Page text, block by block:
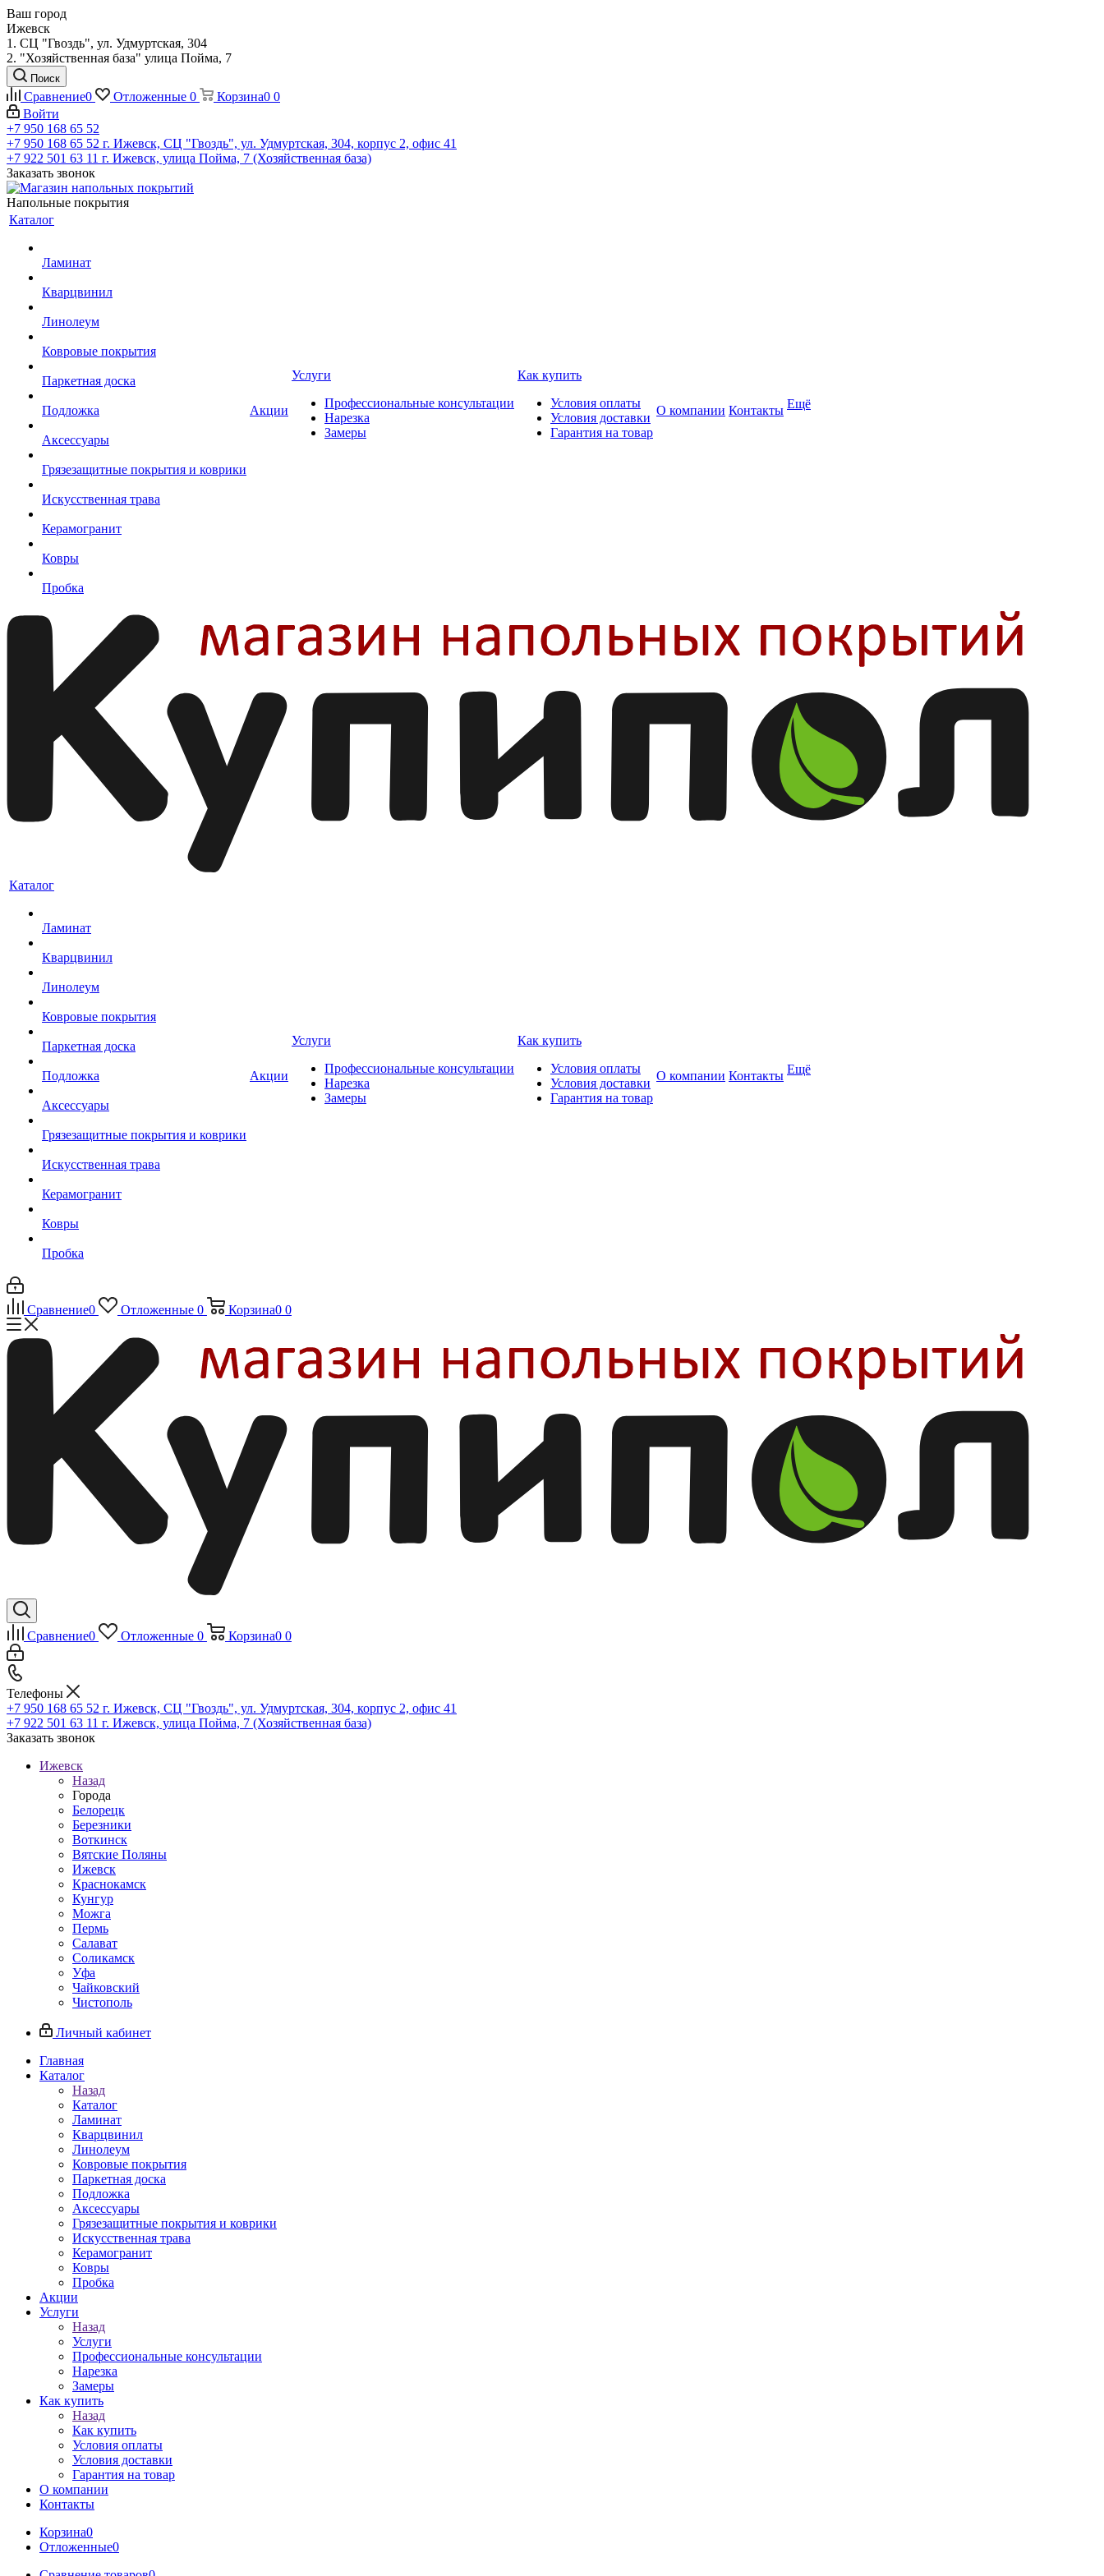
Ваш город
Ижевск
1. СЦ "Гвоздь", ул. Удмуртская, 304
2. "Хозяйственная база" улица Пойма, 7
Поиск
Сравнение0 Отложенные 0 Корзина0 0
Войти
+7 950 168 65 52
+7 950 168 65 52 г. Ижевск, СЦ "Гвоздь", ул. Удмуртская, 304, корпус 2, офис 41
+7 922 501 63 11 г. Ижевск, улица Пойма, 7 (Хозяйственная база)
Заказать звонок
Напольные покрытия
Каталог
Ламинат
Кварцвинил
Линолеум
Ковровые покрытия
Паркетная доска
Подложка
Аксессуары
Грязезащитные покрытия и коврики
Искусственная трава
Керамогранит
Ковры
Пробка
Акции
Услуги
Профессиональные консультации
Нарезка
Замеры
Как купить
Условия оплаты
Условия доставки
Гарантия на товар
О компании Контакты Ещё
Каталог
Ламинат
Кварцвинил
Линолеум
Ковровые покрытия
Паркетная доска
Подложка
Аксессуары
Грязезащитные покрытия и коврики
Искусственная трава
Керамогранит
Ковры
Пробка
Акции
Услуги
Профессиональные консультации
Нарезка
Замеры
Как купить
Условия оплаты
Условия доставки
Гарантия на товар
О компании Контакты Ещё
Сравнение0 Отложенные 0 Корзина0 0
Сравнение0 Отложенные 0 Корзина0 0
Телефоны
+7 950 168 65 52 г. Ижевск, СЦ "Гвоздь", ул. Удмуртская, 304, корпус 2, офис 41
+7 922 501 63 11 г. Ижевск, улица Пойма, 7 (Хозяйственная база)
Заказать звонок
Ижевск
Назад
Города
Белорецк
Березники
Воткинск
Вятские Поляны
Ижевск
Краснокамск
Кунгур
Можга
Пермь
Салават
Соликамск
Уфа
Чайковский
Чистополь
Личный кабинет
Главная
Каталог
Назад
Каталог
Ламинат
Кварцвинил
Линолеум
Ковровые покрытия
Паркетная доска
Подложка
Аксессуары
Грязезащитные покрытия и коврики
Искусственная трава
Керамогранит
Ковры
Пробка
Акции
Услуги
Назад
Услуги
Профессиональные консультации
Нарезка
Замеры
Как купить
Назад
Как купить
Условия оплаты
Условия доставки
Гарантия на товар
О компании
Контакты
Корзина0
Отложенные0